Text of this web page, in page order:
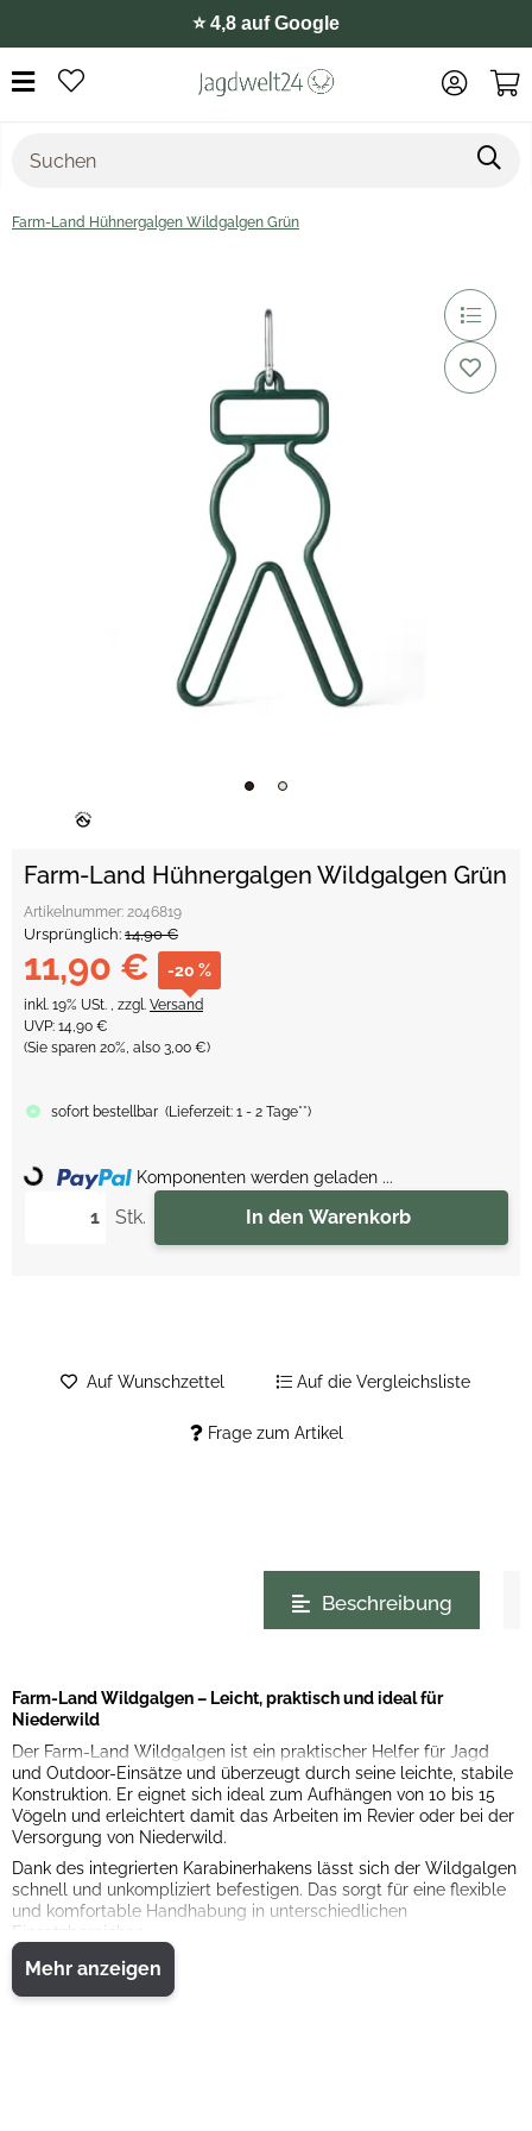
⭐️ 4,8 auf Google
Farm-Land Hühnergalgen Wildgalgen Grün
Farm-Land Hühnergalgen Wildgalgen Grün
Artikelnummer: 2046819
Ursprünglich: 14,90 €
11,90 € -20 %
inkl. 19% USt. , zzgl. Versand
UVP: 14,90 €
(Sie sparen 20%, also 3,00 €)
sofort bestellbar (Lieferzeit: 1 - 2 Tage**)
Stk. In den Warenkorb
Loading... Komponenten werden geladen ...
Frage zum Artikel
Auf Wunschzettel Auf die Vergleichsliste
Beschreibung
Farm-Land Wildgalgen – Leicht, praktisch und ideal für
Niederwild
Der Farm-Land Wildgalgen ist ein praktischer Helfer für Jagd
und Outdoor-Einsätze und überzeugt durch seine leichte, stabile
Konstruktion. Er eignet sich ideal zum Aufhängen von 10 bis 15
Vögeln und erleichtert damit das Arbeiten im Revier oder bei der
Versorgung von Niederwild.
Dank des integrierten Karabinerhakens lässt sich der Wildgalgen
schnell und unkompliziert befestigen. Das sorgt für eine flexible
und komfortable Handhabung in unterschiedlichen
Einsatzbereichen.
Mit seiner kompakten Länge von 27 cm ist der Wildgalgen
einfach zu transportieren und jederzeit griffbereit. Die
Mehr anzeigen